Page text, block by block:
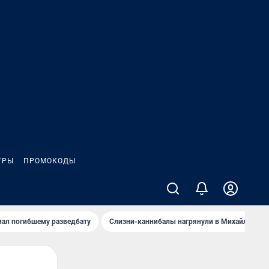
ПРОМОКОДЫ
погибшему разведбату Слизни-каннибалы нагрянули в Михайлов